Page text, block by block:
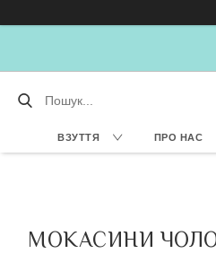
ВЗУТТЯ ПРО НАС
МОКАСИНИ